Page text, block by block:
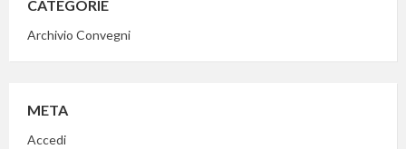
CATEGORIE
Archivio Convegni
META
Accedi